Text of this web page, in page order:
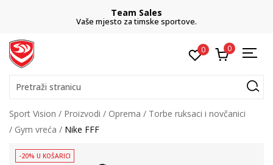
Team Sales
Vaše mjesto za timske sportove.
0 0
Pretraži stranicu
Sport Vision Proizvodi Oprema
Torbe ruksaci i novčanici
Gym vreća
Nike FFF
-20% U KOŠARICI